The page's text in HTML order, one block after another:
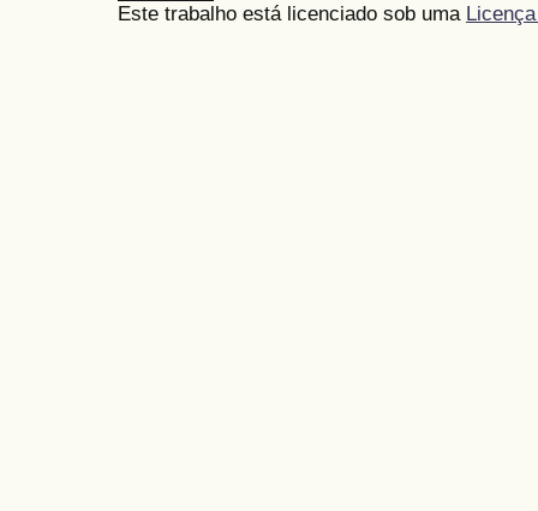
Este trabalho está licenciado sob uma